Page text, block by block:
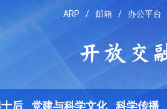
ARP / 邮箱 / 办公平台
后 党建与科学文化 科学传播